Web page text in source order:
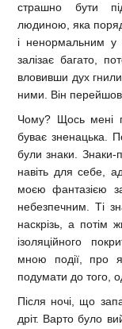
страшно бути
людиною, яка
і ненормальним у
залізає багато,
вловивши дух
ними. Він
Чому? Щось мені
буває зненацька.
були знаки.
навіть для себе,
моєю фантазією
небезпечним. Ті
наскрізь, а
ізоляційного
мною події, про
подумати до того,
Після ночі, що
дріт. Варто було